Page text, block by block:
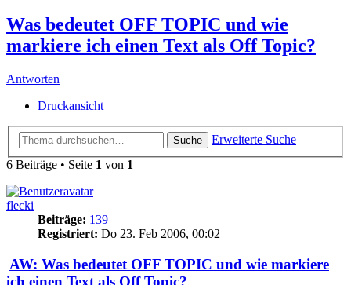
Was bedeutet OFF TOPIC und wie
markiere ich einen Text als Off Topic?
Antworten
Druckansicht
Suche
Erweiterte Suche
6 Beiträge • Seite 1 von 1
flecki
Beiträge: 139
Registriert: Do 23. Feb 2006, 00:02
AW: Was bedeutet OFF TOPIC und wie markiere
ich einen Text als Off Topic?